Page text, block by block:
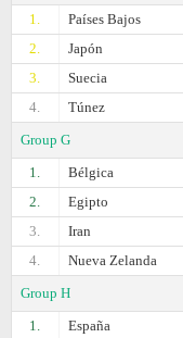
1.
Países Bajos
2.
Japón
3.
Suecia
4.
Túnez
Group G
1.
Bélgica
2.
Egipto
3.
Iran
4.
Nueva Zelanda
Group H
1.
España